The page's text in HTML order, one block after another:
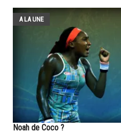
A LA UNE
Noah de Coco ?